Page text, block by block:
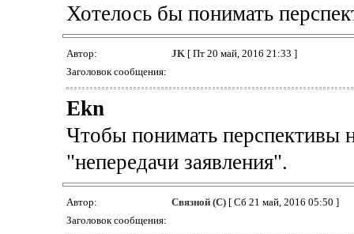
Хотелось бы понимать
Автор: JK[ Пт 20 май, 2016 21:33 ]
Заголовок сообщения:
Ekn
Чтобы понимать перспективы
"непередачи заявления".
Автор: Связной (С)[ Сб 21 май, 2016 05:50 ]
Заголовок сообщения: